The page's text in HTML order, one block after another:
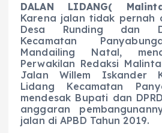
DALAN LIDANG(
Karena jalan tidak pernah
Desa Runding dan
Kecamatan
Mandailing Natal,
Perwakilan Redaksi
Jalan Willem Iskander
Lidang Kecamatan
mendesak Bupati dan
anggaran
jalan di APBD Tahun 2019.